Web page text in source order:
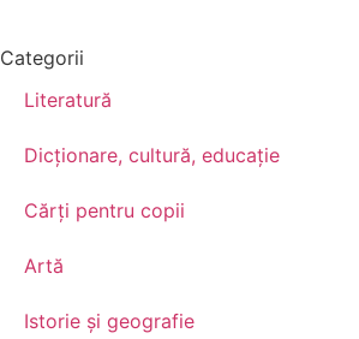
Categorii
Literatură
Dicționare, cultură, educație
Cărți pentru copii
Artă
Istorie și geografie